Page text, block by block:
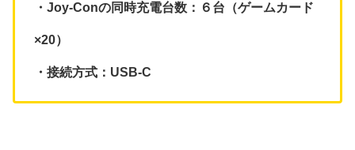
・Joy-Conの同時充電台数：６台（ゲームカード
×20）
・接続方式：USB-C